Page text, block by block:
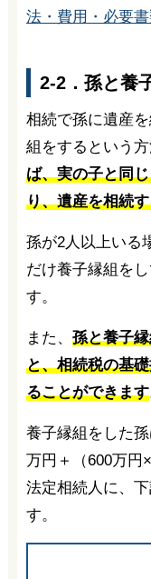
法・費用・必要
2-2．孫と養
相続で孫に遺産
組をするという方
ば、実の子と同
り、遺産を相続
孫が2人以上いる
だけ養子縁組を
す。
また、 孫と養子
と、相続税の基
ることができます
養子縁組をした
万円＋（600万円
法定相続人に、
す。